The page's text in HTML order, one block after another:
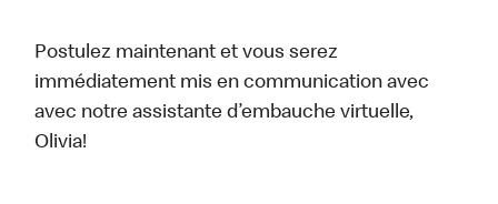
Postulez maintenant et vous serez
immédiatement mis en communication avec
avec notre assistante d’embauche virtuelle,
Olivia!